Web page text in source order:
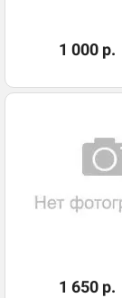
1 000 р.
1 650 р.